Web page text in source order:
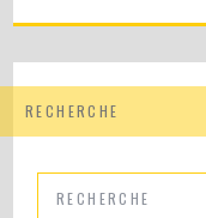
RECHERCHE